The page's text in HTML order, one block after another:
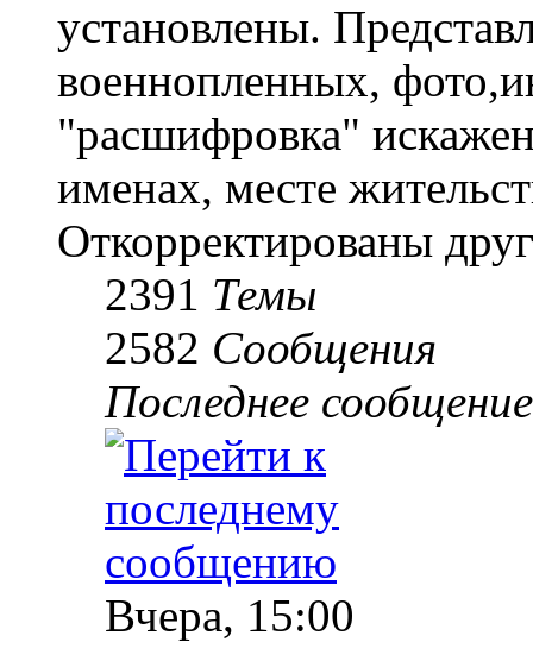
установлены.
военнопленных,
"расшифровка"
именах, месте
Откорректированы
2391 Темы
2582 Сообщения
Последнее сообщение
Вчера, 15:00